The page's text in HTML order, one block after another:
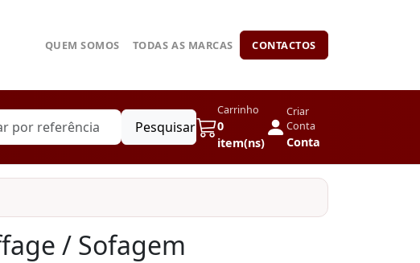
QUEM SOMOS TODAS AS MARCAS CONTACTOS
Pesquisar
Carrinho
0
item(ns)
Criar
Conta
Conta
/ Sofagem